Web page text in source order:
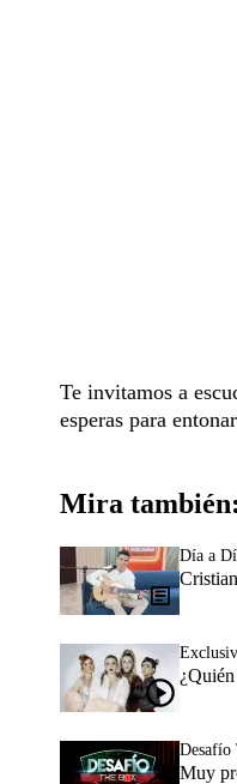
Te invitamos a
esperas para
Mira también:
Día a
Desafío
Muy